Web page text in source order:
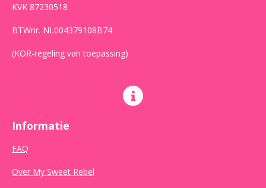
KVK 87230518
BTWnr. NL004379108B74
(KOR-regeling van toepassing)
Informatie
FAQ
Over My Sweet Rebel